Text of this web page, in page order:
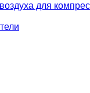
для